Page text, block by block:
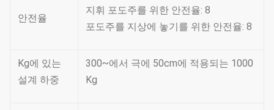
안전율
지휘 포도주를 위한 안전율: 8
포도주를 지상에 놓기를 위한 안전율: 8
Kg에 있는
설계 하중
300~에서 극에 50cm에 적용되는 1000
Kg